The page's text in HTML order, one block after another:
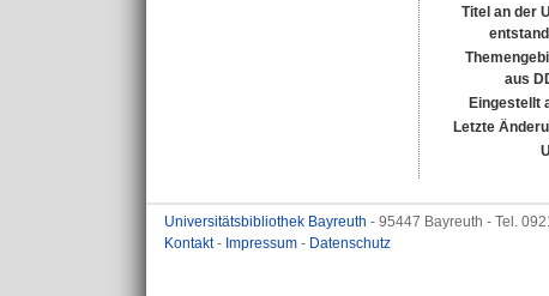
Titel an der
aus
Eingestellt
Letzte
Universitätsbibliothek Bayreuth - 95447 Bayreuth - Tel.
Kontakt- Impressum - Datenschutz